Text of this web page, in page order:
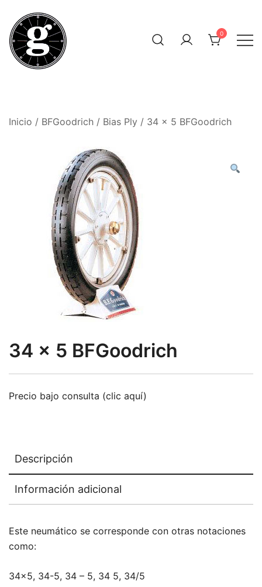
contenido
0
Inicio / BFGoodrich / Bias Ply / 34 x 5 BFGoodrich
34 x 5 BFGoodrich
Precio bajo consulta (clic aquí)
Descripción
Información adicional
Este neumático se corresponde con otras notaciones
como:
34×5, 34-5, 34 – 5, 34 5, 34/5